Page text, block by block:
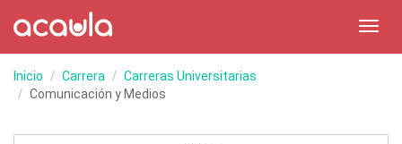
Inicio Carrera
Carreras Universitarias
Comunicación y Medios